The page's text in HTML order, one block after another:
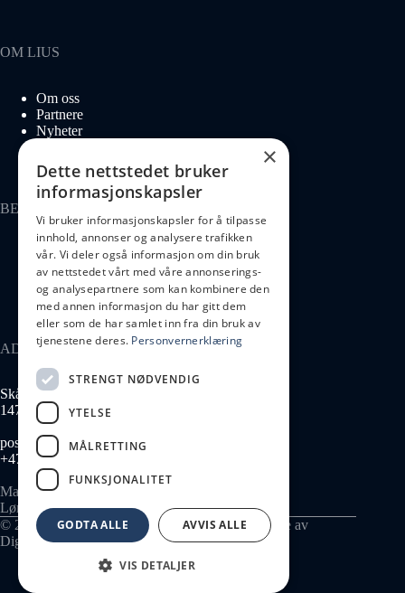
OM LIUS
Om oss
Partnere
Nyheter
BESØK OSS
Kontakt oss
Kollektivt
Parkering
ADRESSE
Skårersletta 65
1473 Lørenskog
post@lius.no
+47 934 99 014
Man–Fre 08:00–17:00
Lør–Søn stengt
© 2026 Skårersletta 65 AS - 935 637 767. Nettside av
Digitelle.
×
Dette nettstedet bruker
informasjonskapsler
Vi bruker informasjonskapsler for å tilpasse
innhold, annonser og analysere trafikken
vår. Vi deler også informasjon om din bruk
av nettstedet vårt med våre annonserings-
og analysepartnere som kan kombinere den
med annen informasjon du har gitt dem
eller som de har samlet inn fra din bruk av
tjenestene deres. Personvernerklæring
STRENGT NØDVENDIG
YTELSE
MÅLRETTING
FUNKSJONALITET
GODTA ALLE AVVIS ALLE
VIS DETALJER